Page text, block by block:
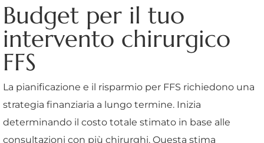
Budget per il tuo
intervento chirurgico
FFS
La pianificazione e il risparmio per FFS richiedono una
strategia finanziaria a lungo termine. Inizia
determinando il costo totale stimato in base alle
consultazioni con più chirurghi. Questa stima